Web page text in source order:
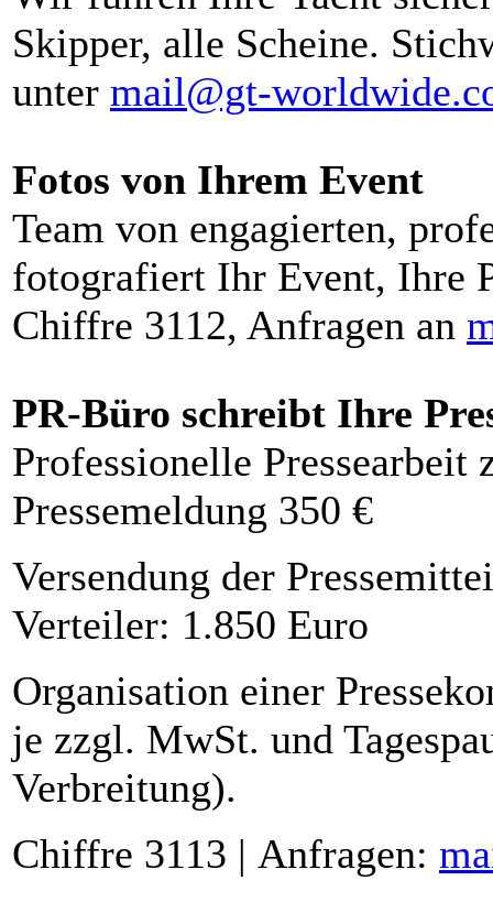
Skipper, alle Scheine.
unter mail@gt-
Fotos von Ihrem Event
Team von engagierten,
fotografiert Ihr Event, Ihre
Chiffre 3112, Anfragen an
PR-Büro schreibt Ihre
Professionelle Pressearbeit
Pressemeldung 350 €
Versendung der
Verteiler: 1.850 Euro
Organisation einer
je zzgl. MwSt. und
Verbreitung).
Chiffre 3113 | Anfragen: